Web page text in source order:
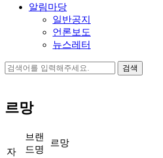
알림마당
일반공지
언론보도
뉴스레터
검
르망
자
브랜
드명
르망